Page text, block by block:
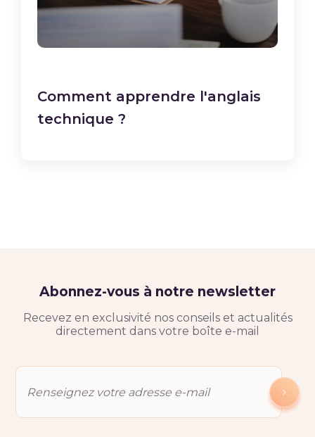
Comment apprendre l'anglais
technique ?
Abonnez-vous à notre newsletter
Recevez en exclusivité nos conseils et actualités
directement dans votre boîte e-mail